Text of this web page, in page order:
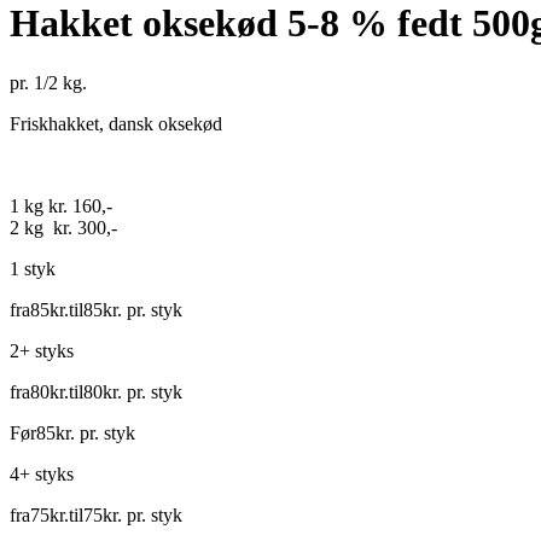
Hakket oksekød 5-8 % fedt
pr. 1/2 kg.
Friskhakket, dansk oksekød
1 kg kr. 160,-
2 kg kr. 300,-
1 styk
fra85kr.til85kr. pr. styk
2+ styks
fra80kr.til80kr. pr. styk
Før85kr. pr. styk
4+ styks
fra75kr.til75kr. pr. styk